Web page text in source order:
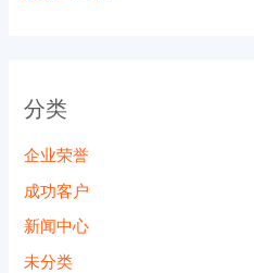
分类
企业荣誉
成功客户
新闻中心
未分类